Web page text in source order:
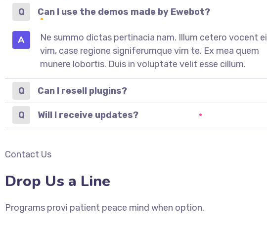
Can I use the demos made by Ewebot?
A
Ne summo dictas pertinacia nam. Illum cetero vocent ei
vim, case regione signiferumque vim te. Ex mea quem
munere lobortis. Duis in voluptate velit esse cillum.
Can I resell plugins?
Will I receive updates?
Contact Us
Drop Us a Line
Programs provi patient peace mind when option.